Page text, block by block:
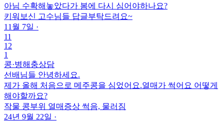
아님 수확해놓았다가 봄에 다시 심어야하나요?
키워보신 고수님들 답글부탁드려요~
11월 7일 ·
11
12
1
콩·병해충상담
선배님들 안녕하세요.
제가 올해 처음으로 메주콩을 심었어요.열매가 썩어요 어떻게
해야할까요?
작물 콩부위 열매 증상 썩음, 물러짐
24년 9월 22일 ·